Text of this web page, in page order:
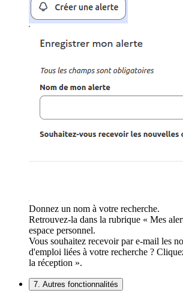
Donnez un nom à votre recherche.
Retrouvez-la dans la rubrique « Mes
espace personnel.
Vous souhaitez recevoir par e-mail les
d'emploi liées à votre recherche ?
la réception ».
7. Autres fonctionnalités